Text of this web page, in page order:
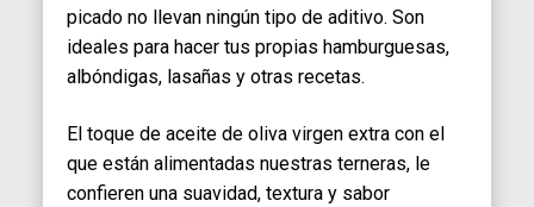
picado no llevan ningún tipo de aditivo. Son
ideales para hacer tus propias hamburguesas,
albóndigas, lasañas y otras recetas.
El toque de aceite de oliva virgen extra con el
que están alimentadas nuestras terneras, le
confieren una suavidad, textura y sabor